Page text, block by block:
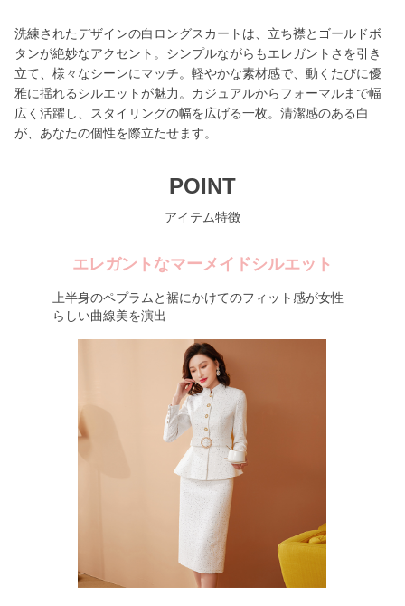
洗練されたデザインの白ロングスカートは、立ち襟とゴールドボ
タンが絶妙なアクセント。シンプルながらもエレガントさを引き
立て、様々なシーンにマッチ。軽やかな素材感で、動くたびに優
雅に揺れるシルエットが魅力。カジュアルからフォーマルまで幅
広く活躍し、スタイリングの幅を広げる一枚。清潔感のある白
が、あなたの個性を際立たせます。
POINT
アイテム特徴
エレガントなマーメイドシルエット
上半身のペプラムと裾にかけてのフィット感が女性
らしい曲線美を演出